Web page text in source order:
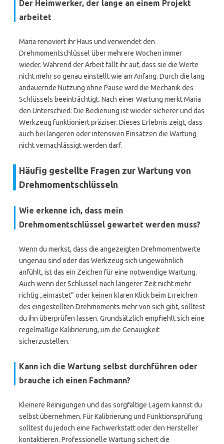
Der Heimwerker, der lange an einem Projekt
arbeitet
Maria renoviert ihr Haus und verwendet den
Drehmomentschlüssel über mehrere Wochen immer
wieder. Während der Arbeit fällt ihr auf, dass sie die Werte
nicht mehr so genau einstellt wie am Anfang. Durch die lang
andauernde Nutzung ohne Pause wird die Mechanik des
Schlüssels beeinträchtigt. Nach einer Wartung merkt Maria
den Unterschied: Die Bedienung ist wieder sicherer und das
Werkzeug funktioniert präziser. Dieses Erlebnis zeigt, dass
auch bei längeren oder intensiven Einsätzen die Wartung
nicht vernachlässigt werden darf.
Häufig gestellte Fragen zur Wartung von
Drehmomentschlüsseln
Wie erkenne ich, dass mein
Drehmomentschlüssel gewartet werden muss?
Wenn du merkst, dass die angezeigten Drehmomentwerte
ungenau sind oder das Werkzeug sich ungewöhnlich
anfühlt, ist das ein Zeichen für eine notwendige Wartung.
Auch wenn der Schlüssel nach längerer Zeit nicht mehr
richtig „einrastet“ oder keinen klaren Klick beim Erreichen
des eingestellten Drehmoments mehr von sich gibt, solltest
du ihn überprüfen lassen. Grundsätzlich empfiehlt sich eine
regelmäßige Kalibrierung, um die Genauigkeit
sicherzustellen.
Kann ich die Wartung selbst durchführen oder
brauche ich einen Fachmann?
Kleinere Reinigungen und das sorgfältige Lagern kannst du
selbst übernehmen. Für Kalibrierung und Funktionsprüfung
solltest du jedoch eine Fachwerkstatt oder den Hersteller
kontaktieren. Professionelle Wartung sichert die